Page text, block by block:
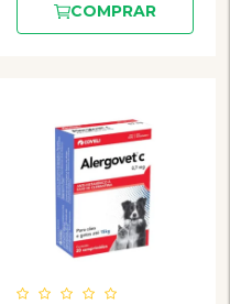
COMPRAR